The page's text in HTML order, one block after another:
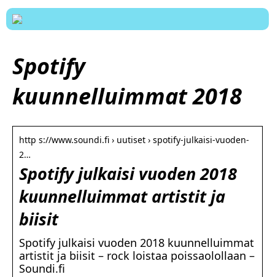
Spotify
kuunnelluimmat 2018
http s://www.soundi.fi › uutiset › spotify-julkaisi-vuoden-
2…
Spotify julkaisi vuoden 2018
kuunnelluimmat artistit ja
biisit
Spotify julkaisi vuoden 2018 kuunnelluimmat
artistit ja biisit – rock loistaa poissaolollaan –
Soundi.fi